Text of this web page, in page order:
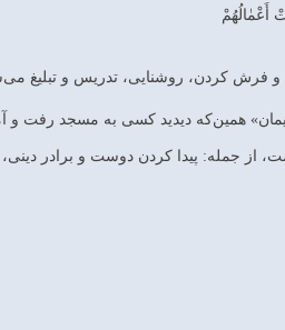
أَعْمٰالُهُمْ‌
كردن، روشنايى، تدريس و تبليغ
همين‌كه ديديد كسى به مسجد رفت و
جمله: پيدا كردن دوست و برادر دينى،